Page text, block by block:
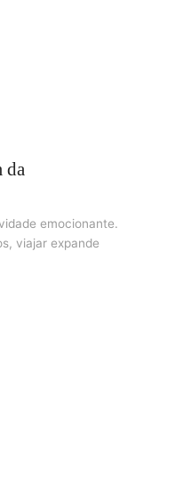
da
emocionante.
viajar expande